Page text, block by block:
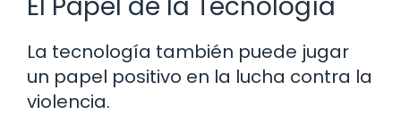
La tecnología también puede jugar
un papel positivo en la lucha contra la
violencia.